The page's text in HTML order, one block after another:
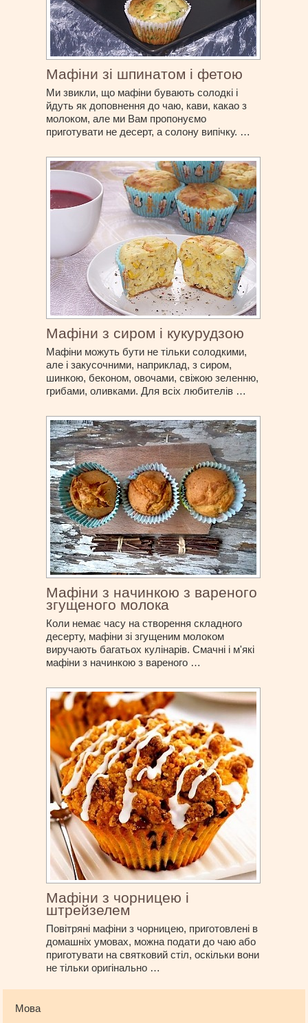
Мафіни зі шпинатом і фетою
Ми звикли, що мафіни бувають солодкі і
йдуть як доповнення до чаю, кави, какао з
молоком, але ми Вам пропонуємо
приготувати не десерт, а солону випічку. …
Мафіни з сиром і кукурудзою
Мафіни можуть бути не тільки солодкими,
але і закусочними, наприклад, з сиром,
шинкою, беконом, овочами, свіжою зеленню,
грибами, оливками. Для всіх любителів …
Мафіни з начинкою з вареного
згущеного молока
Коли немає часу на створення складного
десерту, мафіни зі згущеним молоком
виручають багатьох кулінарів. Смачні і м'які
мафіни з начинкою з вареного …
Мафіни з чорницею і
штрейзелем
Повітряні мафіни з чорницею, приготовлені в
домашніх умовах, можна подати до чаю або
приготувати на святковий стіл, оскільки вони
не тільки оригінально …
Мова